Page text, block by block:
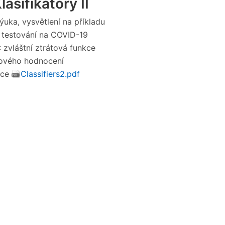
vysvětlení na příkladu
na COVID-19
zvláštní ztrátová funkce
hodnocení
Classifiers2.pdf